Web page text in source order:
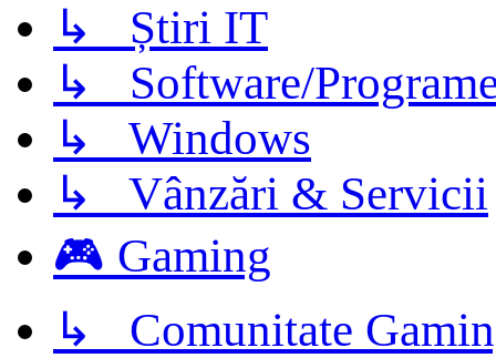
↳ Știri IT
↳ Software/
↳ Windows
↳ Vânzări & Servicii
🎮 Gaming
↳ Comunitate